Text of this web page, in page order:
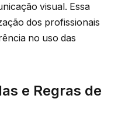
visual. Essa
dos profissionais
no uso das
e Regras de